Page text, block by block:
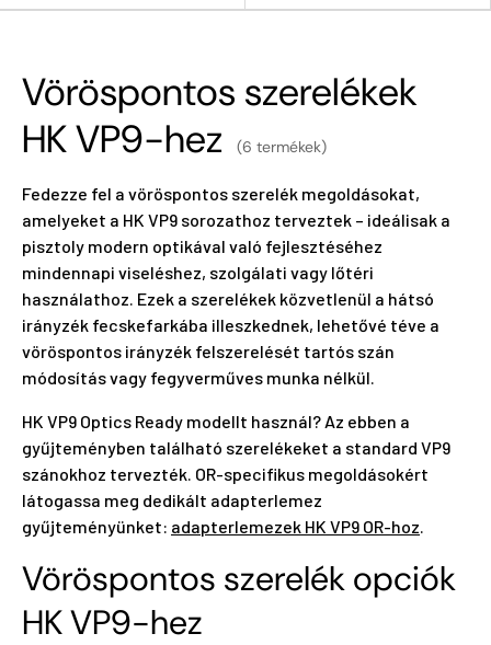
Vöröspontos szerelékek
HK VP9-hez
(6 termékek)
Fedezze fel a vöröspontos szerelék megoldásokat,
amelyeket a HK VP9 sorozathoz terveztek – ideálisak a
pisztoly modern optikával való fejlesztéséhez
mindennapi viseléshez, szolgálati vagy lőtéri
használathoz. Ezek a szerelékek közvetlenül a hátsó
irányzék fecskefarkába illeszkednek, lehetővé téve a
vöröspontos irányzék felszerelését tartós szán
módosítás vagy fegyverműves munka nélkül.
HK VP9 Optics Ready modellt használ? Az ebben a
gyűjteményben található szerelékeket a standard VP9
szánokhoz tervezték. OR-specifikus megoldásokért
látogassa meg dedikált adapterlemez
gyűjteményünket: adapterlemezek HK VP9 OR-hoz.
Vöröspontos szerelék opciók
HK VP9-hez